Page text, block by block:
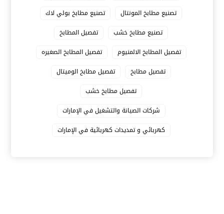
تصنيع مطابخ المونتال
تصنيع مطابخ بولي لاك
تصنيع مطابخ خشب
تفصيل المطابخ
تفصيل المطابخ الالمنيوم
تفصيل المطابخ الصغيره
تفصيل مطابخ
تفصيل مطابخ الوميتال
تفصيل مطابخ خشب
شركات الصيانة والتشغيل في الإمارات
كهربائي و تمديدات كهربائية في الإمارات